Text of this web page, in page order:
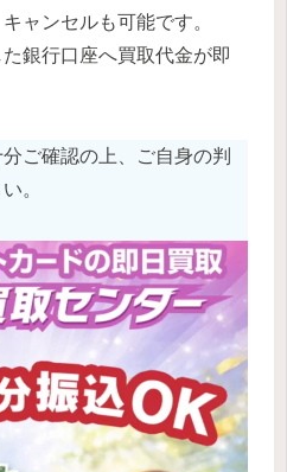
ャンセルも可能です。
銀行口座へ買取代金が即
ご確認の上、ご自身の判
。